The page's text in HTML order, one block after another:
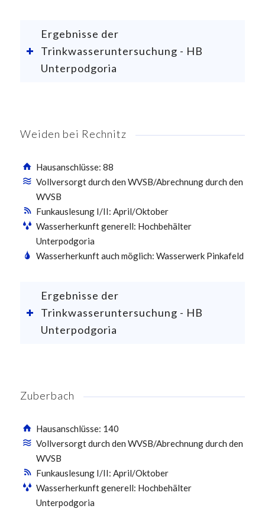
Ergebnisse der
Trinkwasseruntersuchung - HB
Unterpodgoria
Weiden bei Rechnitz
Hausanschlüsse: 88
Vollversorgt durch den WVSB/Abrechnung durch den
WVSB
Funkauslesung I/II: April/Oktober
Wasserherkunft generell: Hochbehälter
Unterpodgoria
Wasserherkunft auch möglich: Wasserwerk Pinkafeld
Ergebnisse der
Trinkwasseruntersuchung - HB
Unterpodgoria
Zuberbach
Hausanschlüsse: 140
Vollversorgt durch den WVSB/Abrechnung durch den
WVSB
Funkauslesung I/II: April/Oktober
Wasserherkunft generell: Hochbehälter
Unterpodgoria